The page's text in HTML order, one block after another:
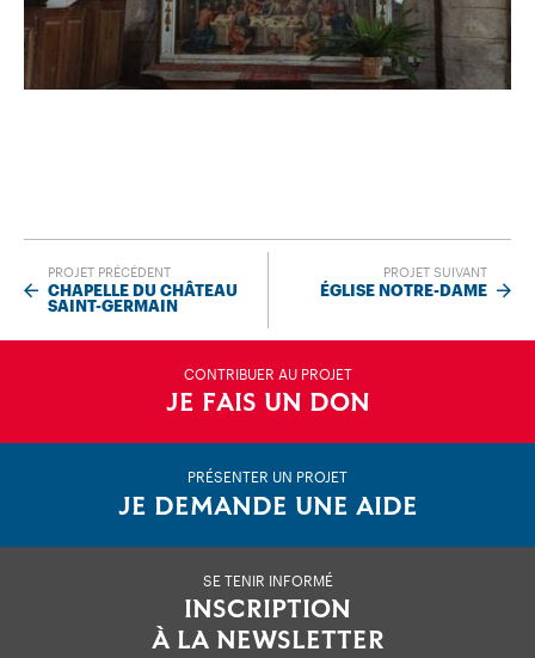
PROJET PRÉCÉDENT
CHAPELLE DU CHÂTEAU
SAINT-GERMAIN
PROJET SUIVANT
ÉGLISE NOTRE-DAME
CONTRIBUER AU PROJET
JE FAIS UN DON
PRÉSENTER UN PROJET
JE DEMANDE UNE AIDE
SE TENIR INFORMÉ
INSCRIPTION
À LA NEWSLETTER